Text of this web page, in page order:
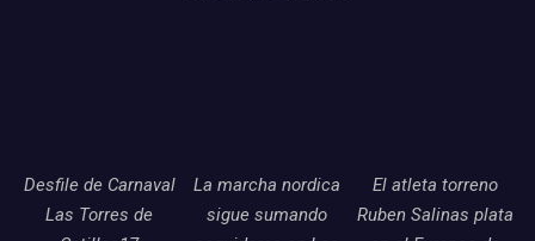
Desfile de Carnaval
Las Torres de
La marcha nordica
sigue sumando
El atleta torreno
Ruben Salinas plata